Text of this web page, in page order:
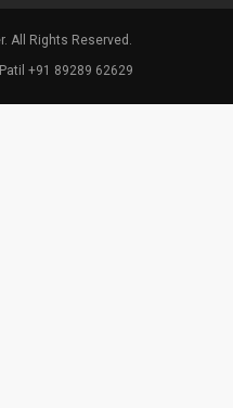
All Rights Reserved.
+91 89289 62629